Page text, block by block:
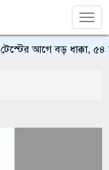
আগে বড় ধাক্কা, ৫৪